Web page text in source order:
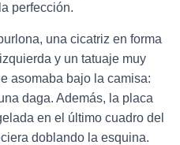
perfección.
una cicatriz en forma
y un tatuaje muy
asomaba bajo la camisa:
daga. Además, la placa
en el último cuadro del
doblando la esquina.